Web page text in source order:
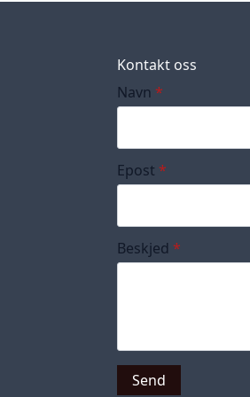
Kontakt oss
Navn *
Epost *
Beskjed *
Send